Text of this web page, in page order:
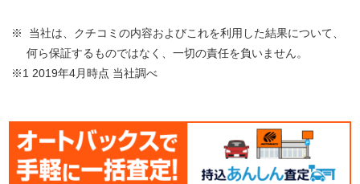
※ 当社は、クチコミの内容およびこれを利用した結果について、
何ら保証するものではなく、一切の責任を負いません。
※1 2019年4月時点 当社調べ